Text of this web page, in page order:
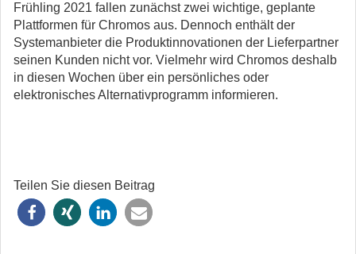
Frühling 2021 fallen zunächst zwei wichtige, geplante
Plattformen für Chromos aus. Dennoch enthält der
Systemanbieter die Produktinnovationen der Lieferpartner
seinen Kunden nicht vor. Vielmehr wird Chromos deshalb
in diesen Wochen über ein persönliches oder
elektronisches Alternativprogramm informieren.
Teilen Sie diesen Beitrag